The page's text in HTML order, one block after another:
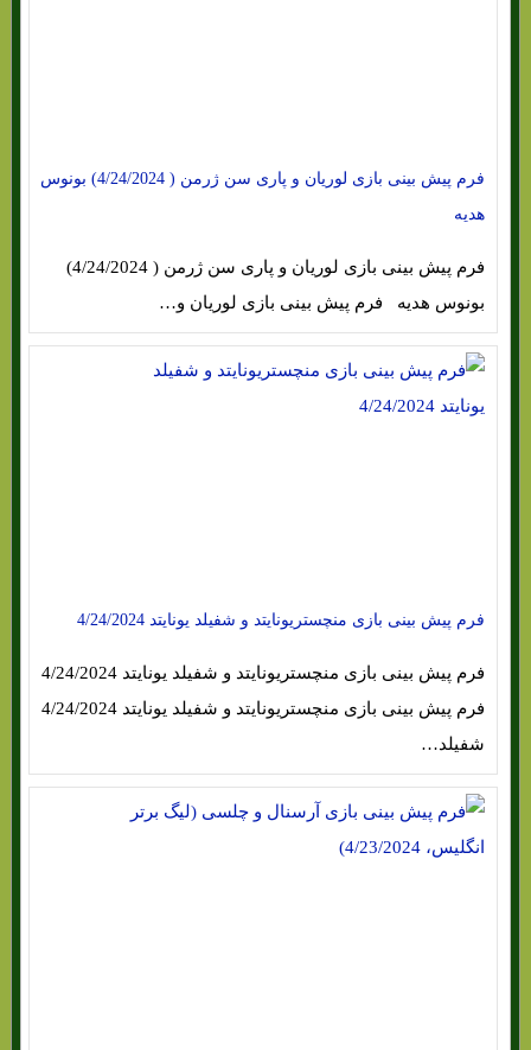
فرم پیش بینی بازی لوریان و پاری سن ژرمن ( 4/24/2024) بونوس
هدیه
فرم پیش بینی بازی لوریان و پاری سن ژرمن ( 4/24/2024)
بونوس هدیه فرم پیش بینی بازی لوریان و…
فرم پیش بینی بازی منچستریونایتد و شفیلد یونایتد 4/24/2024
فرم پیش بینی بازی منچستریونایتد و شفیلد یونایتد 4/24/2024
شفیلد…